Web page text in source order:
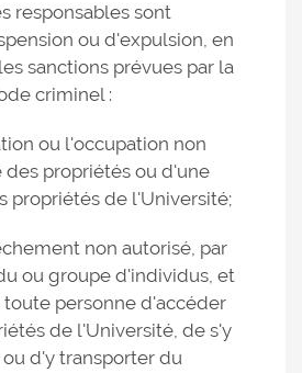
responsables sont
ou d'expulsion, en
sanctions prévues par la
criminel :
ou l'occupation non
des propriétés ou d'une
propriétés de l'Université;
non autorisé, par
ou groupe d'individus, et
toute personne d'accéder
de l'Université, de s'y
d'y transporter du